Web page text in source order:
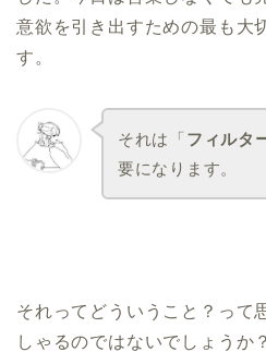
意欲を引き出すための最も大
す。
それは「フィルタ
要になります。
それってどういうこと？って
しゃるのではないでしょうか？